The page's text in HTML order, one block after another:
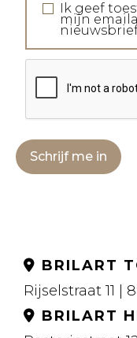
Ik geef
mijn
Schrijf me in
BRILART
Rijselstraat 11 |
BRILART